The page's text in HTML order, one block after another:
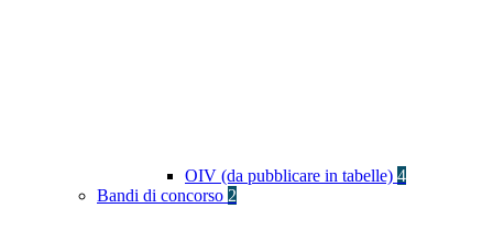
OIV (da pubblicare in tabelle) 4
Bandi di concorso 2